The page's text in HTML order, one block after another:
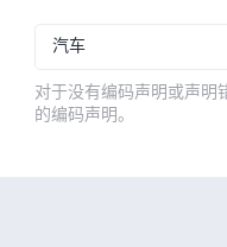
汽车
对于没有编码声明或声明
的编码声明。